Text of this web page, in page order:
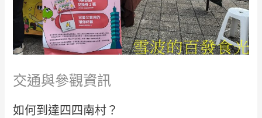
交通與參觀資訊
如何到達四四南村？